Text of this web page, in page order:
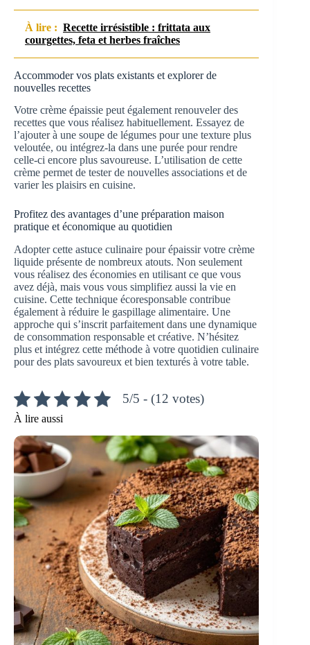
À lire : Recette irrésistible : frittata aux
courgettes, feta et herbes fraîches
Accommoder vos plats existants et explorer de
nouvelles recettes
Votre crème épaissie peut également renouveler des
recettes que vous réalisez habituellement. Essayez de
l’ajouter à une soupe de légumes pour une texture plus
veloutée, ou intégrez-la dans une purée pour rendre
celle-ci encore plus savoureuse. L’utilisation de cette
crème permet de tester de nouvelles associations et de
varier les plaisirs en cuisine.
Profitez des avantages d’une préparation maison
pratique et économique au quotidien
Adopter cette astuce culinaire pour épaissir votre crème
liquide présente de nombreux atouts. Non seulement
vous réalisez des économies en utilisant ce que vous
avez déjà, mais vous vous simplifiez aussi la vie en
cuisine. Cette technique écoresponsable contribue
également à réduire le gaspillage alimentaire. Une
approche qui s’inscrit parfaitement dans une dynamique
de consommation responsable et créative. N’hésitez
plus et intégrez cette méthode à votre quotidien culinaire
pour des plats savoureux et bien texturés à votre table.
5/5 - (12 votes)
À lire aussi